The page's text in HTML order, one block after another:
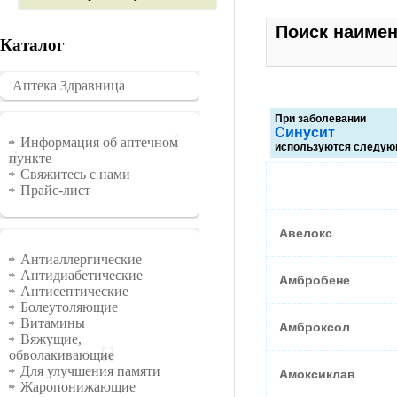
Каталог
�������
Аптека Здравница
Информация
Информация об аптечном
пункте
Свяжитесь с нами
Прайс-лист
Группы
Антиаллергические
Антидиабетические
Антисептические
Болеутоляющие
Витамины
Вяжущие,
обволакивающие
Для улучшения памяти
Жаропонижающие
Поиск
При заболевании
Синусит
используются
Авелокс
Амбробене
Амброксол
Амоксиклав